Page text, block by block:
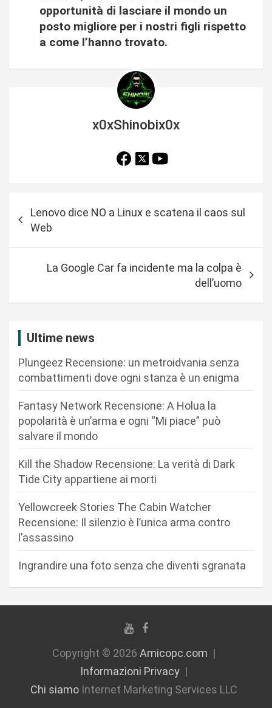
opportunità di lasciare il mondo un
posto migliore per i nostri figli rispetto
a come l’hanno trovato.
x0xShinobix0x
a
Lenovo dice NO a Linux e scatena il caos sul
Web
La Google Car fa incidente ma la colpa è
dell’uomo
Ultime news
Plungeez Recensione: un metroidvania senza
combattimenti dove ogni stanza è un enigma
Fantasy Network Recensione: A Holua la
popolarità è un’arma e ogni “Mi piace” può
salvare il mondo
Kill the Shadow Recensione: La verità di Dark
Tide City appartiene ai morti
Yellowcreek Stories The Cabin Watcher
Recensione: Il silenzio è l’unica arma contro
l’assassino
Ingrandire una foto senza che diventi sgranata
Copyright © 2026 Amicopc.com
Informazioni Privacy
Chi siamoInternet Marketing Services LLC